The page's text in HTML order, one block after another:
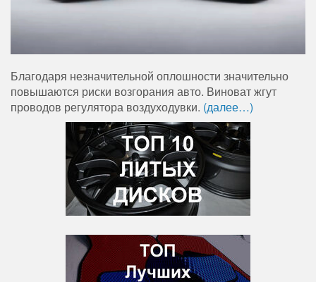
Благодаря незначительной оплошности значительно
повышаются риски возгорания авто. Виноват жгут
проводов регулятора воздуходувки. (далее…)